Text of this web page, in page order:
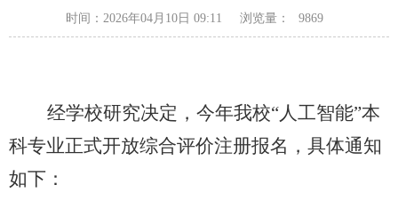
时间：2026年04月10日 09:11 浏览量： 9869
经学校研究决定， 今年我校“人工智能”本
科专业正式开放综合评价注册报名，具体通知
如下：